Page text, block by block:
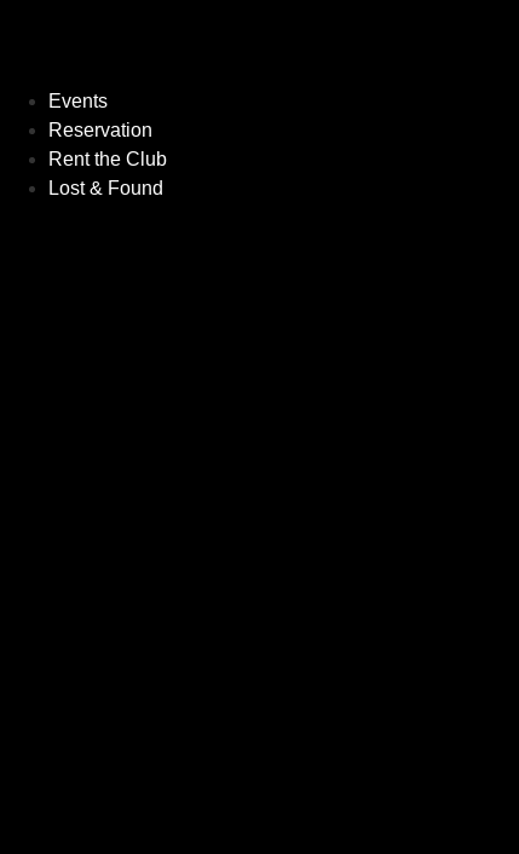
Events
Reservation
Rent the Club
Lost & Found